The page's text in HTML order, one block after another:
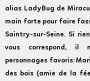
alias LadyBug de
main forte pour faire
Saintry-sur-Seine. Si
vous correspond, il
personnages favoris:
des bois (amie de la